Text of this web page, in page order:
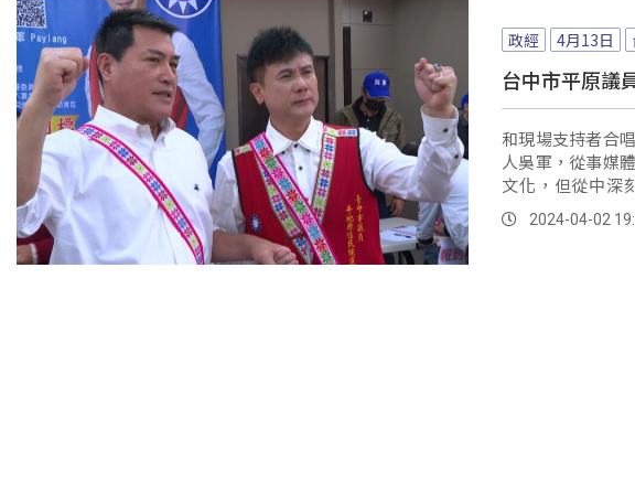
政經 4月13日
台中市平原議
和現場支持者合
人吳軍，從事媒
文化，但從中深
名，希望為族人發
2024-04-02